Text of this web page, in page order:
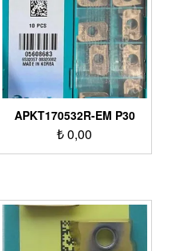
APKT170532R-EM P30
₺0,00